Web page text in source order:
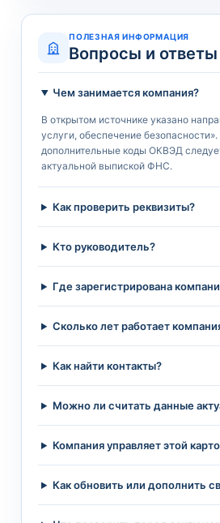
ПОЛЕЗНАЯ ИНФОРМАЦИЯ
Вопросы и ответы
Чем занимается компания?
В открытом источнике указано
услуги, обеспечение
дополнительные коды ОКВЭД
актуальной выпиской ФНС.
Как проверить реквизиты?
Кто руководитель?
Где зарегистрирована
Сколько лет работает
Как найти контакты?
Можно ли считать данные
Компания управляет этой
Как обновить или дополнить